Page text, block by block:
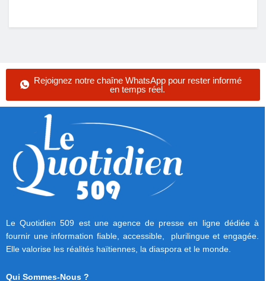
Rejoignez notre chaîne WhatsApp pour rester informé
en temps réel.
Le Quotidien 509 est une agence de presse en ligne dédiée à
fournir une information fiable, accessible, plurilingue et engagée.
Elle valorise les réalités haïtiennes, la diaspora et le monde.
Qui Sommes-Nous ?